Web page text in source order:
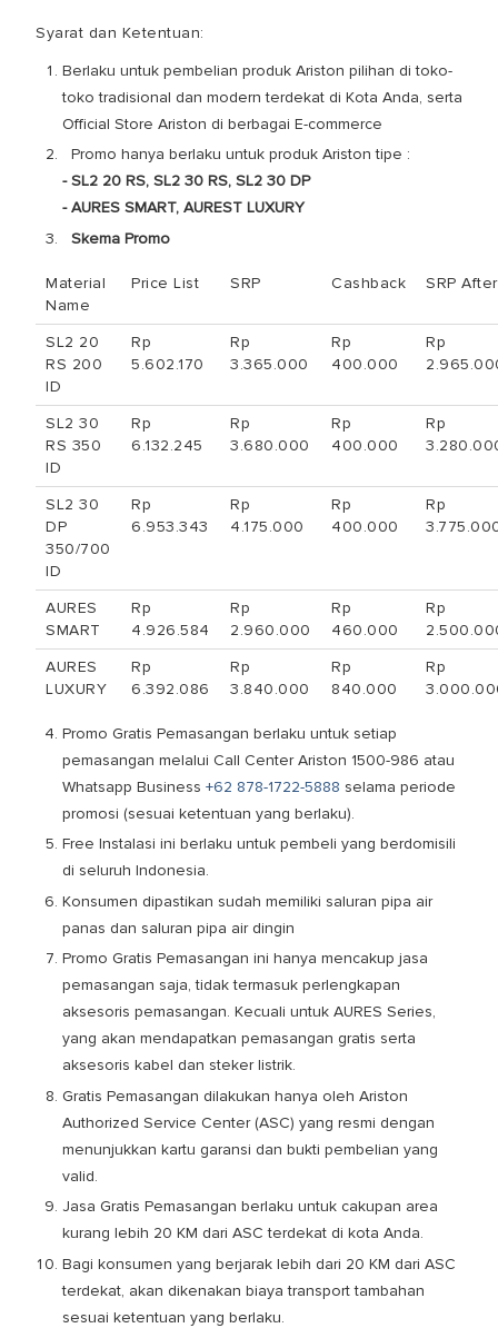
Syarat dan Ketentuan:
Berlaku untuk pembelian produk Ariston pilihan di toko-
toko tradisional dan modern terdekat di Kota Anda, serta
Official Store Ariston di berbagai E-commerce
Promo hanya berlaku untuk produk Ariston tipe :
- SL2 20 RS, SL2 30 RS, SL2 30 DP
- AURES SMART, AUREST LUXURY
Skema Promo
Material
Name
Price List SRP Cashback SRP After
SL2 20
RS 200
ID
Rp
5.602.170
Rp
3.365.000
Rp
400.000
Rp
SL2 30
RS 350
ID
Rp
6.132.245
Rp
3.680.000
Rp
400.000
Rp
SL2 30
DP
350/700
ID
Rp
6.953.343
Rp
4.175.000
Rp
400.000
Rp
AURES
SMART
Rp
4.926.584
Rp
2.960.000
Rp
460.000
Rp
AURES
LUXURY
Rp
6.392.086
Rp
3.840.000
Rp
840.000
Rp
Promo Gratis Pemasangan berlaku untuk setiap
pemasangan melalui Call Center Ariston 1500-986 atau
Whatsapp Business +62 878-1722-5888 selama periode
promosi (sesuai ketentuan yang berlaku).
Free Instalasi ini berlaku untuk pembeli yang berdomisili
di seluruh Indonesia.
Konsumen dipastikan sudah memiliki saluran pipa air
panas dan saluran pipa air dingin
Promo Gratis Pemasangan ini hanya mencakup jasa
pemasangan saja, tidak termasuk perlengkapan
aksesoris pemasangan. Kecuali untuk AURES Series,
yang akan mendapatkan pemasangan gratis serta
aksesoris kabel dan steker listrik.
Gratis Pemasangan dilakukan hanya oleh Ariston
Authorized Service Center (ASC) yang resmi dengan
menunjukkan kartu garansi dan bukti pembelian yang
valid.
Jasa Gratis Pemasangan berlaku untuk cakupan area
kurang lebih 20 KM dari ASC terdekat di kota Anda.
Bagi konsumen yang berjarak lebih dari 20 KM dari ASC
terdekat, akan dikenakan biaya transport tambahan
sesuai ketentuan yang berlaku.